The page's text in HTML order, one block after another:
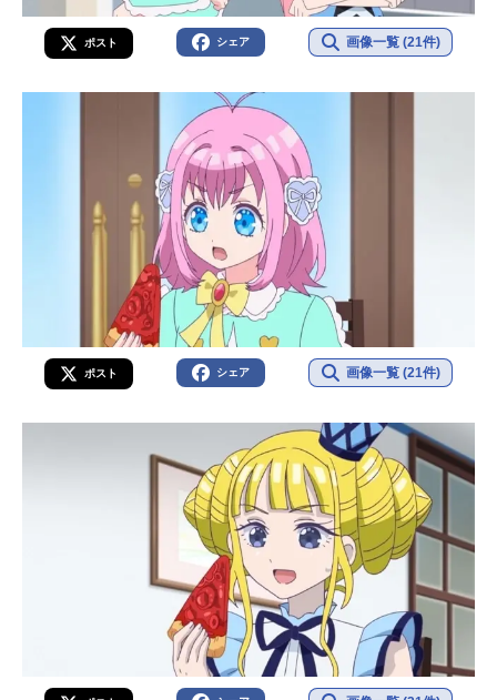
ポスト シェア 画像一覧 (21件)
ポスト シェア 画像一覧 (21件)